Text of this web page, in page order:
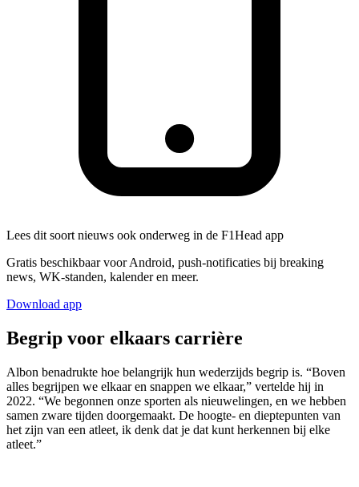
Lees dit soort nieuws ook onderweg in de F1Head app
Gratis beschikbaar voor Android, push-notificaties bij breaking
news, WK-standen, kalender en meer.
Download app
Begrip voor elkaars carrière
Albon benadrukte hoe belangrijk hun wederzijds begrip is. “Boven
alles begrijpen we elkaar en snappen we elkaar,” vertelde hij in
2022. “We begonnen onze sporten als nieuwelingen, en we hebben
samen zware tijden doorgemaakt. De hoogte- en dieptepunten van
het zijn van een atleet, ik denk dat je dat kunt herkennen bij elke
atleet.”